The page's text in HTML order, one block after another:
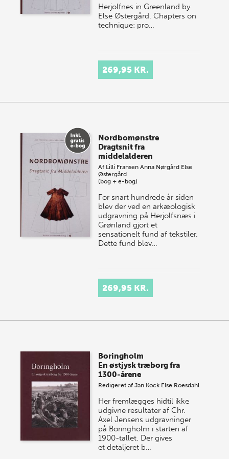
Herjolfnes in Greenland by
Else Østergård. Chapters on
technique: pro…
269,95 KR.
Nordbomønstre
Dragtsnit fra
middelalderen
Af Lilli Fransen Anna Nørgård Else
Østergård
(bog + e-bog)
For snart hundrede år siden
blev der ved en arkæologisk
udgravning på Herjolfsnæs i
Grønland gjort et
sensationelt fund af tekstiler.
Dette fund blev…
269,95 KR.
Boringholm
En østjysk træborg fra
1300-årene
Redigeret afJan Kock Else Roesdahl
Her fremlægges hidtil ikke
udgivne resultater af Chr.
Axel Jensens udgravninger
på Boringholm i starten af
1900-tallet. Der gives
et detaljeret b…